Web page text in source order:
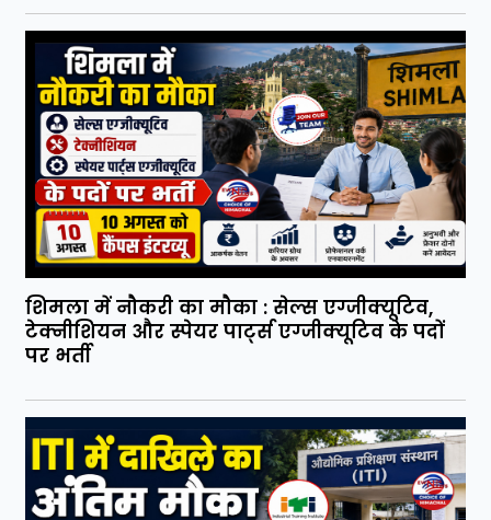
शिमला में नौकरी का मौका : सेल्स एग्जीक्यूटिव,
टेक्नीशियन और स्पेयर पार्ट्स एग्जीक्यूटिव के पदों
पर भर्ती